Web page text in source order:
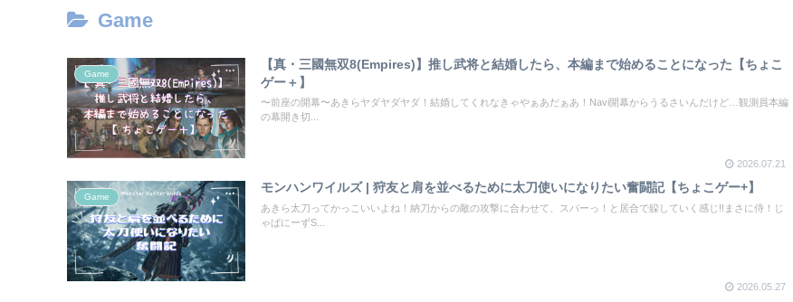
Game
Game
【真・三國無双8(Empires)】推し武将と結婚したら、本編まで始めることになった【ちょこ
ゲー＋】
〜前座の開幕〜あきらヤダヤダヤダ！結婚してくれなきゃやぁあだぁあ！Navi開幕からうるさいんだけど…観測員本編
の幕開き切...
2026.07.21
Game
モンハンワイルズ | 狩友と肩を並べるために太刀使いになりたい奮闘記【ちょこゲー+】
あきら太刀ってかっこいいよね！納刀からの敵の攻撃に合わせて、スパーっ！と居合で躱していく感じ!!まさに侍！じ
ゃぱにーずS...
2026.05.27